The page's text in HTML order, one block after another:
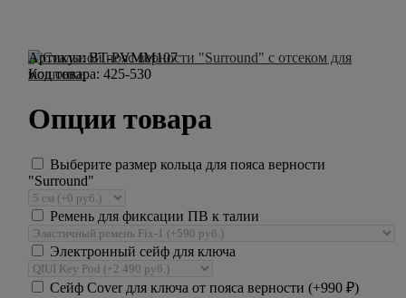
Артикул:BT-PVMM107
Код товара: 425-530
Опции товара
Выберите размер кольца для пояса верности
"Surround"
Ремень для фиксации ПВ к талии
Электронный сейф для ключа
Сейф Cover для ключа от пояса верности (+990 ₽)